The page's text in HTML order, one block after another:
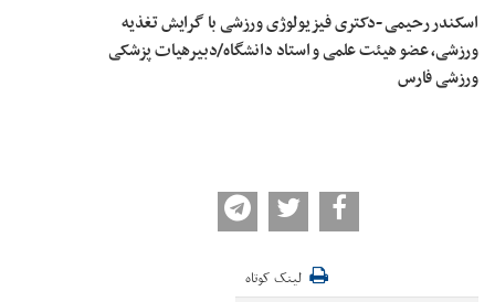
اسکندر رحیمی -دکتری فیزیولوژی ورزشی با گرایش تغذیه
ورزشی، عضو هیئت علمی و استاد دانشگاه/دبیرهیات پزشکی
ورزشی فارس
لینک کوتاه